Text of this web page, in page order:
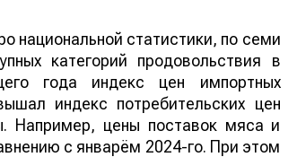
национальной статистики, по семи
категорий продовольствия в
года индекс цен импортных
индекс потребительских цен
Например, цены поставок мяса и
с январём 2024-го. При этом